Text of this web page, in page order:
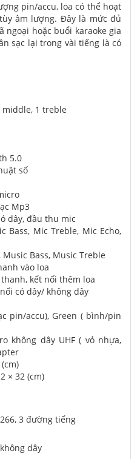
pin/accu, loa có thể hoạt
tùy âm lượng. Đây là mức đủ
ngoại hoặc buổi karaoke gia
sạc lại trong vài tiếng là có
middle, 1 treble
5.0
số
Mp3
dây, đầu thu mic
Bass, Mic Treble, Mic Echo,
Bass, Music Treble
vào loa
kết nối thêm loa
có dây/ không dây
pin/accu), Green ( bình/pin
không dây UHF ( vỏ nhựa,
× 32 (cm)
dây